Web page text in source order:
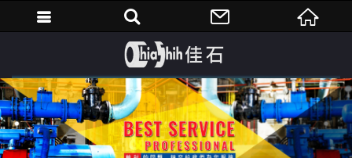
繁體中文